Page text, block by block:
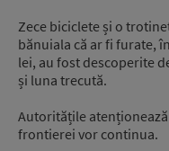
Zece biciclete și o
bănuiala că ar fi furate,
lei, au fost descoperite
și luna trecută.
Autoritățile
frontierei vor continua.